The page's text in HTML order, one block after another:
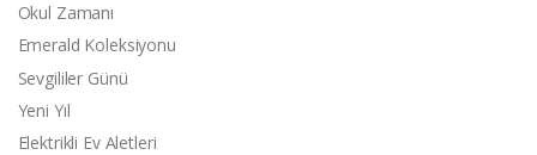
Okul Zamanı
Emerald Koleksiyonu
Sevgililer Günü
Yeni Yıl
Elektrikli Ev Aletleri